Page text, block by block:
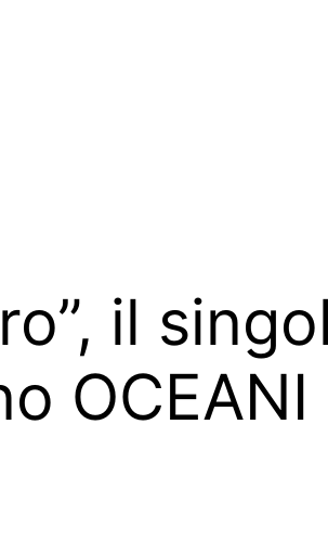
il
OCEANI